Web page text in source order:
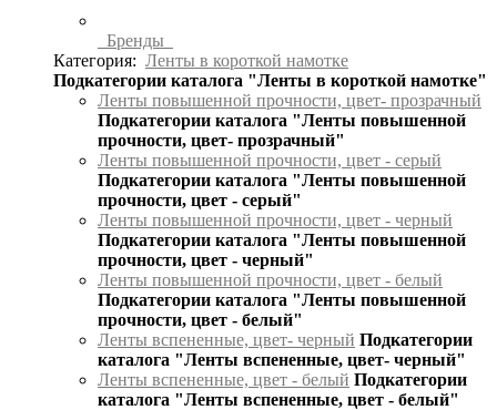
Бренды
Категория: Ленты в короткой намотке
Подкатегории каталога "Ленты в короткой намотке"
Ленты повышенной прочности, цвет- прозрачный
Подкатегории каталога "Ленты повышенной
прочности, цвет- прозрачный"
Ленты повышенной прочности, цвет - серый
Подкатегории каталога "Ленты повышенной
прочности, цвет - серый"
Ленты повышенной прочности, цвет - черный
Подкатегории каталога "Ленты повышенной
прочности, цвет - черный"
Ленты повышенной прочности, цвет - белый
Подкатегории каталога "Ленты повышенной
прочности, цвет - белый"
Ленты вспененные, цвет- черный Подкатегории
каталога "Ленты вспененные, цвет- черный"
Ленты вспененные, цвет - белый Подкатегории
каталога "Ленты вспененные, цвет - белый"